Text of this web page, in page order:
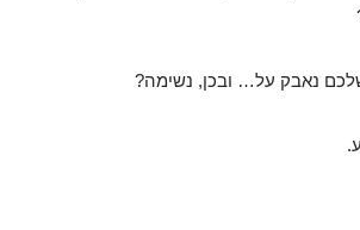
נאבק על… ובכן, נשימה?